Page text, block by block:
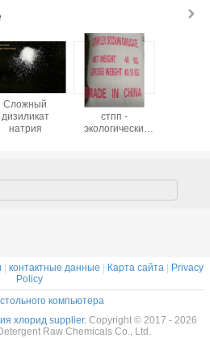
Сложный
дизиликат
натрия
Заместитель
стпп -
экологически
| контактные данные | Карта сайта | Privacy
Policy
компьютера
хлорид supplier. Copyright © 2017 - 2026
Raw Chemicals Co., Ltd.